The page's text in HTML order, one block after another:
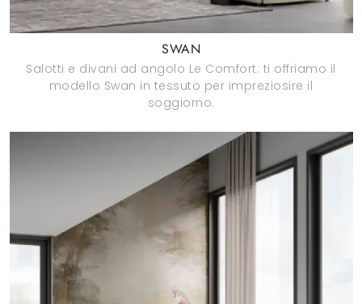
SWAN
Salotti e divani ad angolo Le Comfort: ti offriamo il
modello Swan in tessuto per impreziosire il
soggiorno.